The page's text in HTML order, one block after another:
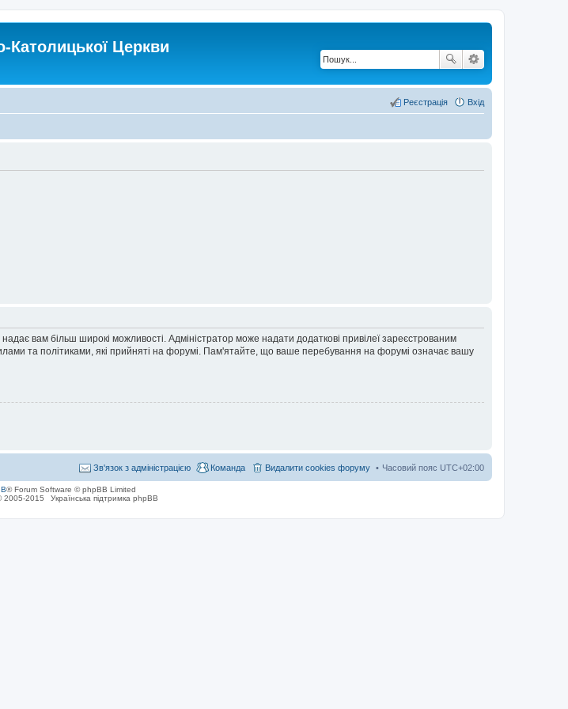
Католицької Церкви
Вхід
Реєстрація
вам більш широкі можливості. Адміністратор може надати додаткові привілеї зареєстрованим
та політиками, які прийняті на форумі. Пам'ятайте, що ваше перебування на форумі означає вашу
Часовий пояс UTC+02:00
Видалити cookies форуму
Команда
Зв'язок з адміністрацією
® Forum Software © phpBB Limited
2005-2015
Українська підтримка phpBB